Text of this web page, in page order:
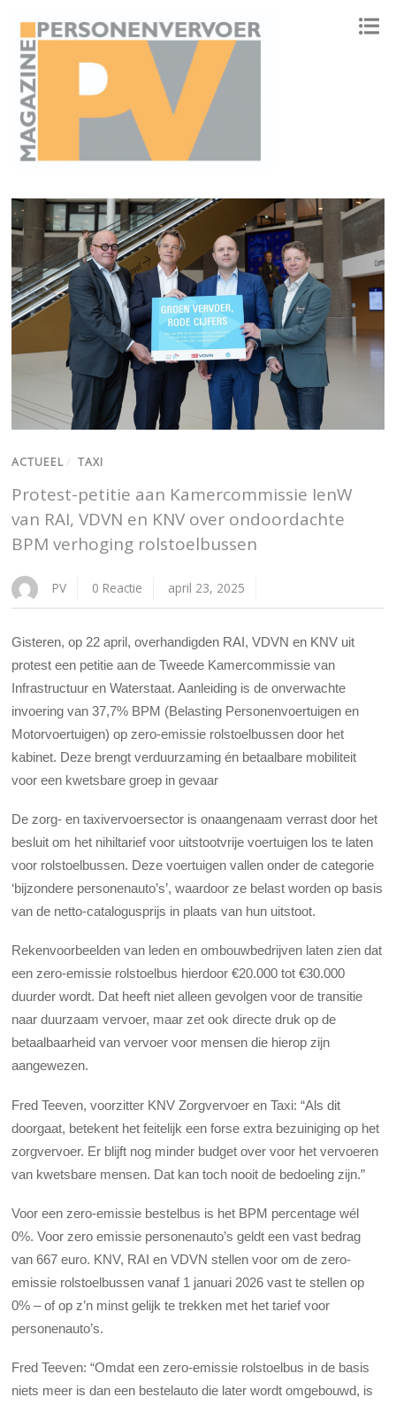
ACTUEEL / TAXI
Protest-petitie aan Kamercommissie IenW
van RAI, VDVN en KNV over ondoordachte
BPM verhoging rolstoelbussen
PV 0 Reactie april 23, 2025
Gisteren, op 22 april, overhandigden RAI, VDVN en KNV uit
protest een petitie aan de Tweede Kamercommissie van
Infrastructuur en Waterstaat. Aanleiding is de onverwachte
invoering van 37,7% BPM (Belasting Personenvoertuigen en
Motorvoertuigen) op zero-emissie rolstoelbussen door het
kabinet. Deze brengt verduurzaming én betaalbare mobiliteit
voor een kwetsbare groep in gevaar
De zorg- en taxivervoersector is onaangenaam verrast door het
besluit om het nihiltarief voor uitstootvrije voertuigen los te laten
voor rolstoelbussen. Deze voertuigen vallen onder de categorie
‘bijzondere personenauto’s’, waardoor ze belast worden op basis
van de netto-catalogusprijs in plaats van hun uitstoot.
Rekenvoorbeelden van leden en ombouwbedrijven laten zien dat
een zero-emissie rolstoelbus hierdoor €20.000 tot €30.000
duurder wordt. Dat heeft niet alleen gevolgen voor de transitie
naar duurzaam vervoer, maar zet ook directe druk op de
betaalbaarheid van vervoer voor mensen die hierop zijn
aangewezen.
Fred Teeven, voorzitter KNV Zorgvervoer en Taxi: “Als dit
doorgaat, betekent het feitelijk een forse extra bezuiniging op het
zorgvervoer. Er blijft nog minder budget over voor het vervoeren
van kwetsbare mensen. Dat kan toch nooit de bedoeling zijn.”
Voor een zero-emissie bestelbus is het BPM percentage wél
0%. Voor zero emissie personenauto’s geldt een vast bedrag
van 667 euro. KNV, RAI en VDVN stellen voor om de zero-
emissie rolstoelbussen vanaf 1 januari 2026 vast te stellen op
0% – of op z’n minst gelijk te trekken met het tarief voor
personenauto’s.
Fred Teeven: “Omdat een zero-emissie rolstoelbus in de basis
niets meer is dan een bestelauto die later wordt omgebouwd, is